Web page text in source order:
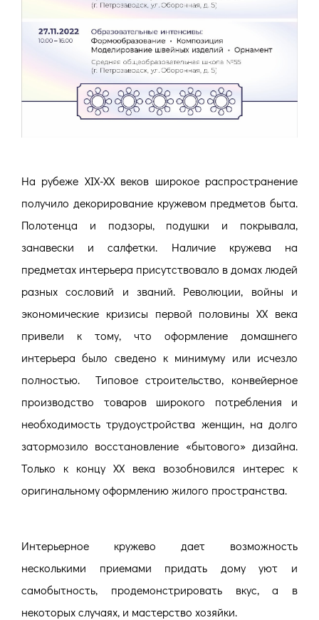
На рубеже XIX-XX веков широкое распространение
получило декорирование кружевом предметов быта.
Полотенца и подзоры, подушки и покрывала,
занавески и салфетки. Наличие кружева на
предметах интерьера присутствовало в домах людей
разных сословий и званий. Революции, войны и
экономические кризисы первой половины XX века
привели к тому, что оформление домашнего
интерьера было сведено к минимуму или исчезло
полностью. Типовое строительство, конвейерное
производство товаров широкого потребления и
необходимость трудоустройства женщин, на долго
затормозило восстановление «бытового» дизайна.
Только к концу XX века возобновился интерес к
оригинальному оформлению жилого пространства.
Интерьерное кружево дает возможность
несколькими приемами придать дому уют и
самобытность, продемонстрировать вкус, а в
некоторых случаях, и мастерство хозяйки.